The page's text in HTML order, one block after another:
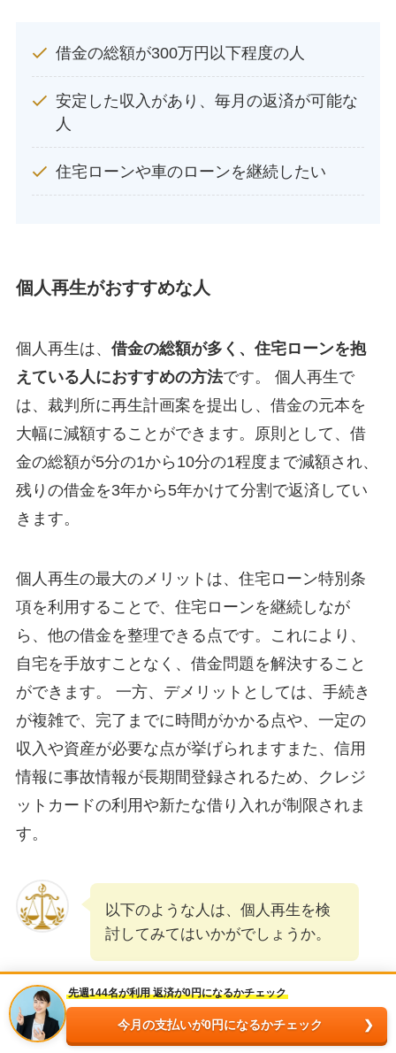
借金の総額が300万円以下程度の人
安定した収入があり、毎月の返済が可能な
人
住宅ローンや車のローンを継続したい
個人再生がおすすめな人
個人再生は、 借金の総額が多く、住宅ローンを抱
えている人におすすめの方法です。 個人再生で
は、裁判所に再生計画案を提出し、借金の元本を
大幅に減額することができます。原則として、借
金の総額が5分の1から10分の1程度まで減額され、
残りの借金を3年から5年かけて分割で返済してい
きます。
個人再生の最大のメリットは、住宅ローン特別条
項を利用することで、住宅ローンを継続しなが
ら、他の借金を整理できる点です。これにより、
自宅を手放すことなく、借金問題を解決すること
ができます。 一方、デメリットとしては、手続き
が複雑で、完了までに時間がかかる点や、一定の
収入や資産が必要な点が挙げられますまた、信用
情報に事故情報が長期間登録されるため、クレジ
ットカードの利用や新たな借り入れが制限されま
す。
以下のような人は、個人再生を検
討してみてはいかがでしょうか。
借金の総額が500万円以上の人
先週144名が利用 返済が0円になるかチェック
今月の支払いが0円になるかチェック